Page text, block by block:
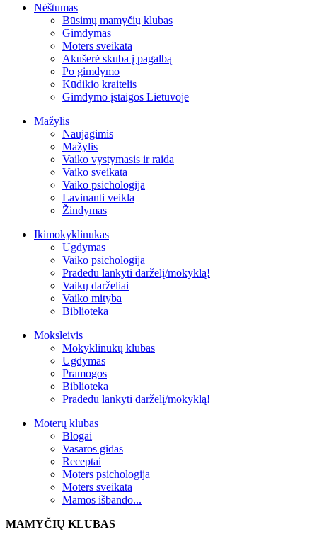
Nėštumas
Būsimų mamyčių klubas
Gimdymas
Moters sveikata
Akušerė skuba į pagalbą
Po gimdymo
Kūdikio kraitelis
Gimdymo įstaigos Lietuvoje
Mažylis
Naujagimis
Mažylis
Vaiko vystymasis ir raida
Vaiko sveikata
Vaiko psichologija
Lavinanti veikla
Žindymas
Ikimokyklinukas
Ugdymas
Vaiko psichologija
Pradedu lankyti darželį/mokyklą!
Vaikų darželiai
Vaiko mityba
Biblioteka
Moksleivis
Mokyklinukų klubas
Ugdymas
Pramogos
Biblioteka
Pradedu lankyti darželį/mokyklą!
Moterų klubas
Blogai
Vasaros gidas
Receptai
Moters psichologija
Moters sveikata
Mamos išbando...
MAMYČIŲ KLUBAS